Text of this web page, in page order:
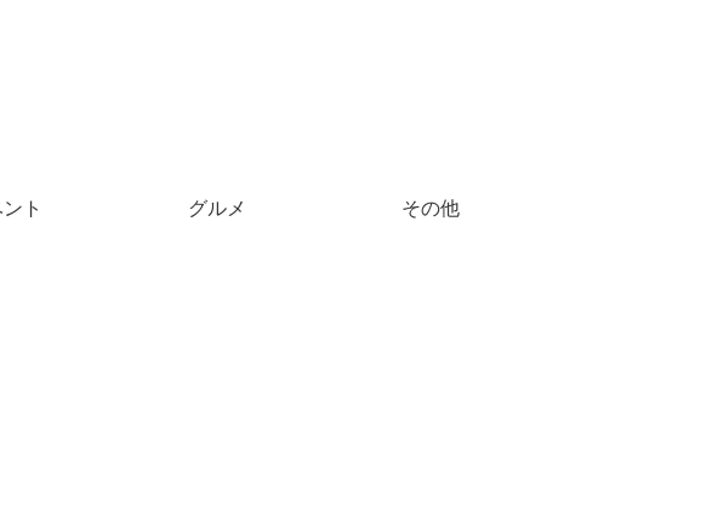
ト グルメ その他